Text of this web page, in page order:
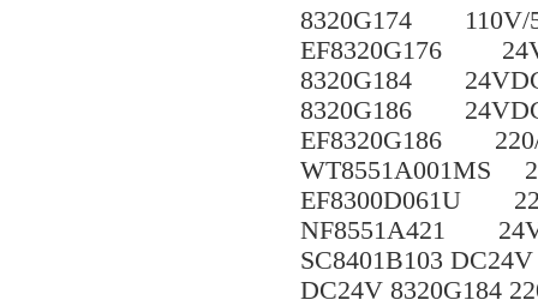
8320G174 110V/
EF8320G176
8320G184
8320G186
EF8320G186
WT8551A001MS
EF8300D061U
NF8551A421
SC8401B103
DC24V 8320G184